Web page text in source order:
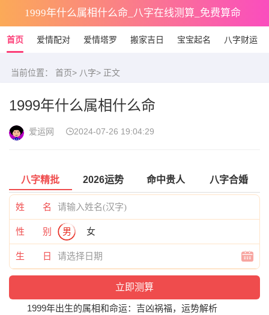
1999年什么属相什么命_八字在线测算_免费算命
首页 爱情配对 爱情塔罗 搬家吉日 宝宝起名 八字财运
当前位置： 首页> 八字> 正文
1999年什么属相什么命
爱运网 2024-07-26 19:04:29
八字精批 2026运势 命中贵人 八字合婚
姓 名
性 别 男 女
生 日
1999年出生的属相和命运：吉凶祸福，运势解析